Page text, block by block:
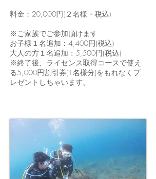
​料金：20,000円(２名様・税込)
※ご家族でご参加頂けます
お子様１名追加：4,400円(税込)
大人の方１名追加：5,500円(税込)
※終了後、ライセンス取得コースで使え
る5,000円割引券(1名様分)をもれなくプ
レゼントしちゃいます。